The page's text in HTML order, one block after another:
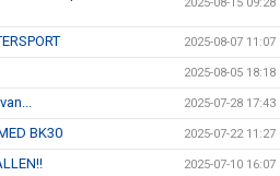
2025-08-07 11:07
2025-08-05 18:18
2025-07-28 17:43
BK30 2025-07-22 11:27
2025-07-10 16:07